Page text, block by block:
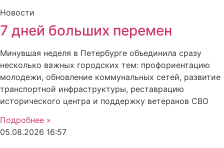
Новости
7 дней больших перемен
Минувшая неделя в Петербурге объединила сразу
несколько важных городских тем: профориентацию
молодежи, обновление коммунальных сетей, развитие
транспортной инфраструктуры, реставрацию
исторического центра и поддержку ветеранов СВО
Подробнее »
05.08.2026 16:57